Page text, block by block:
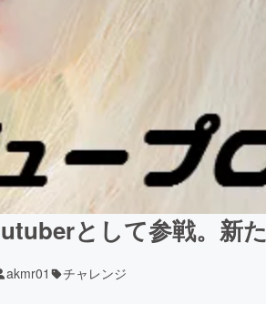
として参戦。新
akmr01 チャレンジ